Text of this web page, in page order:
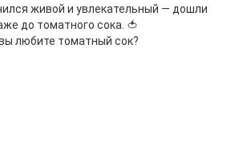
живой и увлекательный — дошли
до томатного сока. 🍅
любите томатный сок?